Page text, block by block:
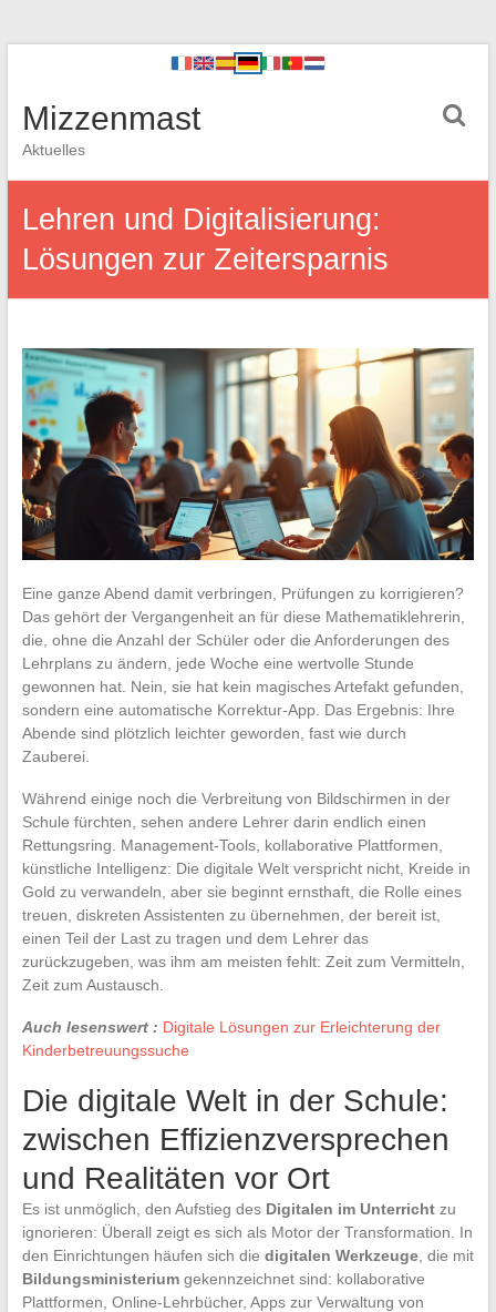
Mizzenmast
Aktuelles
Lehren und Digitalisierung:
Lösungen zur Zeitersparnis
Eine ganze Abend damit verbringen, Prüfungen zu korrigieren?
Das gehört der Vergangenheit an für diese Mathematiklehrerin,
die, ohne die Anzahl der Schüler oder die Anforderungen des
Lehrplans zu ändern, jede Woche eine wertvolle Stunde
gewonnen hat. Nein, sie hat kein magisches Artefakt gefunden,
sondern eine automatische Korrektur-App. Das Ergebnis: Ihre
Abende sind plötzlich leichter geworden, fast wie durch
Zauberei.
Während einige noch die Verbreitung von Bildschirmen in der
Schule fürchten, sehen andere Lehrer darin endlich einen
Rettungsring. Management-Tools, kollaborative Plattformen,
künstliche Intelligenz: Die digitale Welt verspricht nicht, Kreide in
Gold zu verwandeln, aber sie beginnt ernsthaft, die Rolle eines
treuen, diskreten Assistenten zu übernehmen, der bereit ist,
einen Teil der Last zu tragen und dem Lehrer das
zurückzugeben, was ihm am meisten fehlt: Zeit zum Vermitteln,
Zeit zum Austausch.
Auch lesenswert : Digitale Lösungen zur Erleichterung der
Kinderbetreuungssuche
Die digitale Welt in der Schule:
zwischen Effizienzversprechen
und Realitäten vor Ort
Es ist unmöglich, den Aufstieg des Digitalen im Unterrichtzu
ignorieren: Überall zeigt es sich als Motor der Transformation. In
den Einrichtungen häufen sich die digitalen Werkzeuge, die mit
Bildungsministeriumgekennzeichnet sind: kollaborative
Plattformen, Online-Lehrbücher, Apps zur Verwaltung von